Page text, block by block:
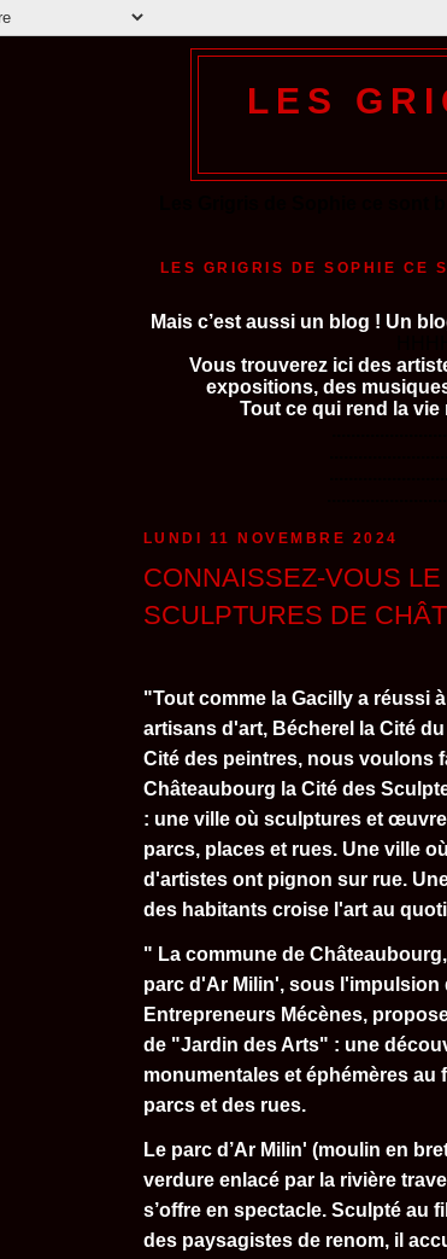
LES
LES GRIGRIS DE SOPHIE CE
Mais c’est aussi un blog ! Un
Vous trouverez ici des
expositions, des
Tout ce qui rend la vie
LUNDI 11 NOVEMBRE 2024
CONNAISSEZ-VOUS
SCULPTURES DE
"Tout comme la Gacilly a réussi
artisans d'art, Bécherel la Cité
Cité des peintres, nous voulons
Châteaubourg la Cité des
: une ville où sculptures et
parcs, places et rues. Une ville
d'artistes ont pignon sur rue.
des habitants croise l'art au
" La commune de
parc d'Ar Milin', sous l'impulsion
Entrepreneurs Mécènes,
de "Jardin des Arts" : une
monumentales et éphémères au
parcs et des rues.
Le parc d’Ar Milin' (moulin en
verdure enlacé par la rivière
s’offre en spectacle. Sculpté au
des paysagistes de renom, il